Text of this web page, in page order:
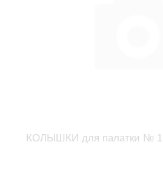
КОЛЫШКИ для палатки № 1